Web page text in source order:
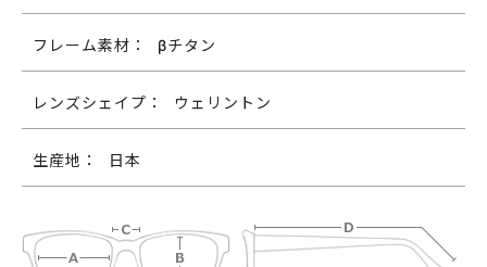
フレーム素材： βチタン
レンズシェイプ： ウェリントン
生産地： 日本